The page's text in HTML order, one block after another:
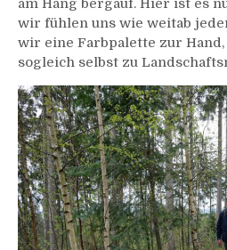
am Hang bergauf. Hier ist es
wir fühlen uns wie weitab
wir eine Farbpalette zur
sogleich selbst zu